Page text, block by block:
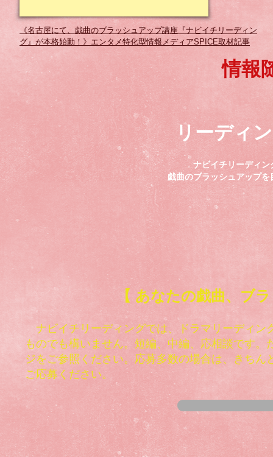
《名古屋にて、戯曲のブラッシュアップ講座『ナビイチリーディン
グ』が本格始動！》エンタメ特化型情報メディアSPICE取材記事
情報
リーディ
ナビイチリーディン
戯曲のブラッシュアップ
【 あなたの戯曲、ブ
ナビイチリーディングでは、ドラマリーディン
ものでも構いません。短編、中編、応相談です
ジをご参照ください。応募多数の場合は、きち
ご応募ください。